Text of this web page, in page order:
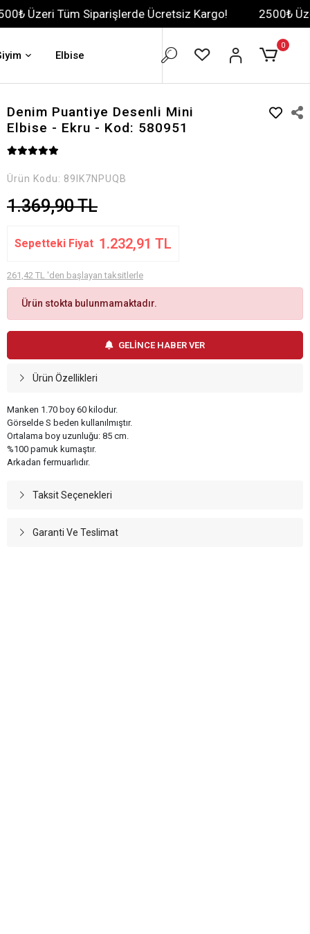
Siparişlerde Ücretsiz Kargo! 2500₺ Üzeri Tüm
Elbise
0
Denim Puantiye Desenli Mini
Elbise - Ekru - Kod: 580951
Ürün Kodu: 89IK7NPUQB
1.369,90 TL
Sepetteki Fiyat 1.232,91 TL
261,42 TL 'den başlayan taksitlerle
Ürün stokta bulunmamaktadır.
GELİNCE HABER VER
Ürün Özellikleri
Manken 1.70 boy 60 kilodur.
Görselde S beden kullanılmıştır.
Ortalama boy uzunluğu: 85 cm.
%100 pamuk kumaştır.
Arkadan fermuarlıdır.
Taksit Seçenekleri
Garanti Ve Teslimat